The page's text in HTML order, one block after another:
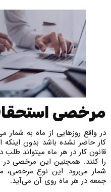
مرخصی
در واقع روزهایی از ماه به
کار حاضر نشده باشد بدون اینکه
قانون کار در هر ماه می­تواند
جمعه در هر ماه روی آن می‌آید.